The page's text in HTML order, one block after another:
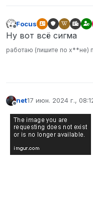
Не в сети
Focus
Ну вот всё сигма
работаю (пишите по х**не)
net17 июн. 2024 г.,
отредактировано